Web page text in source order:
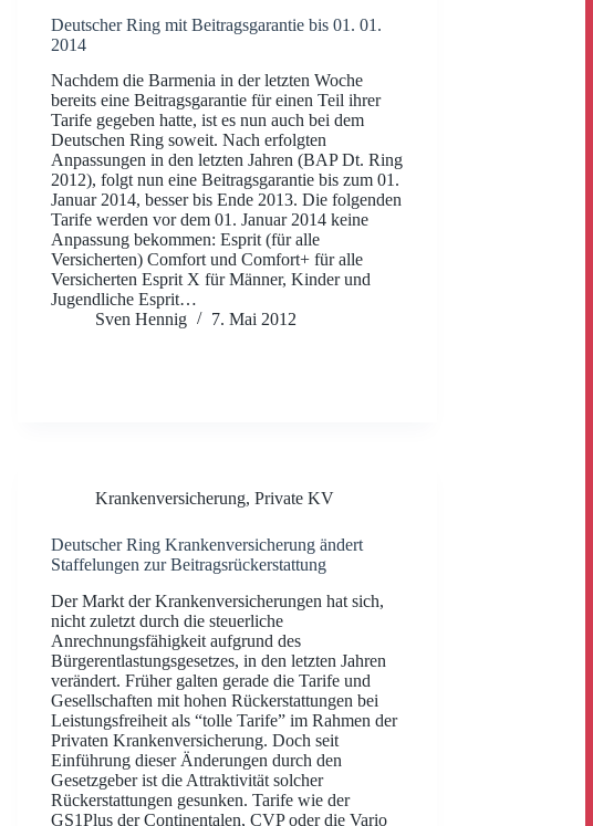
Deutscher Ring mit Beitragsgarantie bis 01. 01.
2014
Nachdem die Barmenia in der letzten Woche
bereits eine Beitragsgarantie für einen Teil ihrer
Tarife gegeben hatte, ist es nun auch bei dem
Deutschen Ring soweit. Nach erfolgten
Anpassungen in den letzten Jahren (BAP Dt. Ring
2012), folgt nun eine Beitragsgarantie bis zum 01.
Januar 2014, besser bis Ende 2013. Die folgenden
Tarife werden vor dem 01. Januar 2014 keine
Anpassung bekommen: Esprit (für alle
Versicherten) Comfort und Comfort+ für alle
Versicherten Esprit X für Männer, Kinder und
Jugendliche Esprit…
Sven Hennig
7. Mai 2012
Krankenversicherung,Private KV
Deutscher Ring Krankenversicherung ändert
Staffelungen zur Beitragsrückerstattung
Der Markt der Krankenversicherungen hat sich,
nicht zuletzt durch die steuerliche
Anrechnungsfähigkeit aufgrund des
Bürgerentlastungsgesetzes, in den letzten Jahren
verändert. Früher galten gerade die Tarife und
Gesellschaften mit hohen Rückerstattungen bei
Leistungsfreiheit als “tolle Tarife” im Rahmen der
Privaten Krankenversicherung. Doch seit
Einführung dieser Änderungen durch den
Gesetzgeber ist die Attraktivität solcher
Rückerstattungen gesunken. Tarife wie der
GS1Plus der Continentalen, CVP oder die Vario